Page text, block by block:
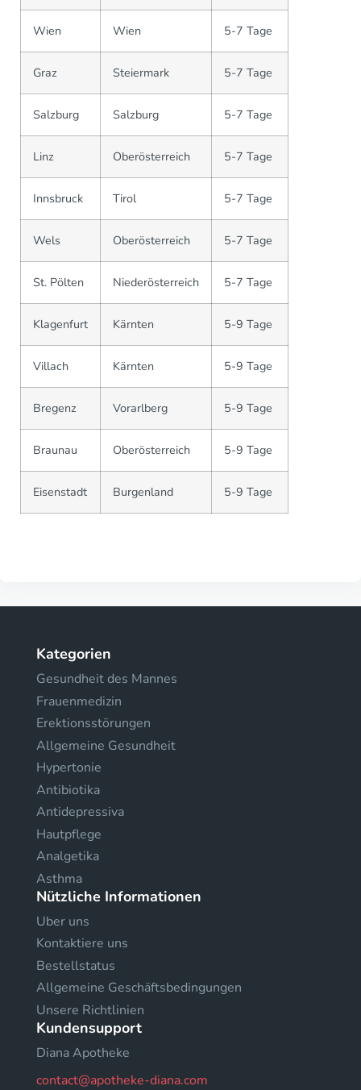
Wien Wien 5-7 Tage
Graz Steiermark 5-7 Tage
Salzburg Salzburg 5-7 Tage
Linz Oberösterreich 5-7 Tage
Innsbruck Tirol 5-7 Tage
Wels Oberösterreich 5-7 Tage
St. Pölten Niederösterreich 5-7 Tage
Klagenfurt Kärnten 5-9 Tage
Villach Kärnten 5-9 Tage
Bregenz Vorarlberg 5-9 Tage
Braunau Oberösterreich 5-9 Tage
Eisenstadt Burgenland 5-9 Tage
Kategorien
Gesundheit des Mannes
Frauenmedizin
Erektionsstörungen
Allgemeine Gesundheit
Hypertonie
Antibiotika
Antidepressiva
Hautpflege
Analgetika
Asthma
Nützliche Informationen
Uber uns
Kontaktiere uns
Bestellstatus
Allgemeine Geschäftsbedingungen
Unsere Richtlinien
Kundensupport
Diana Apotheke
contact@apotheke-diana.com